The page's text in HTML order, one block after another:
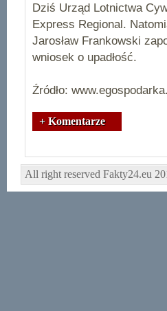
Dziś Urząd Lotnictwa
Express Regional.
Jarosław Frankowski
wniosek o upadłość.
Źródło:
+ Komentarze
All right reserved Fakty24.eu